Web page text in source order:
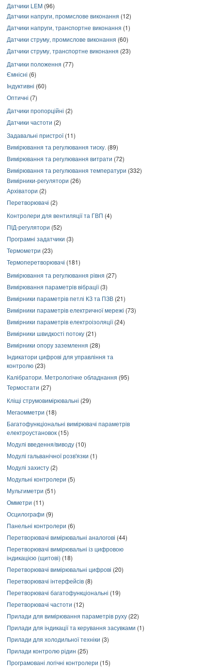
Датчики LEM (96)
Датчики напруги, промислове виконання (12)
Датчики напруги, транспортне виконання (1)
Датчики струму, промислове виконання (60)
Датчики струму, транспортне виконання (23)
Датчики положення (77)
Ємнісні (6)
Індуктивні (60)
Оптичні (7)
Датчики пропорційні (2)
Датчики частоти (2)
Задавальні пристрої(11)
Вимірювання та регулювання тиску. (89)
Вимірювання та регулювання витрати (72)
Вимірювання та регулювання температури (332)
Вимірники-регулятори (26)
Архіватори (2)
Перетворювачі (2)
Контролери для вентиляції та ГВП (4)
ПІД-регулятори (52)
Програмні задатчики (3)
Термометри (23)
Термоперетворювачі (181)
Вимірювання та регулювання рівня (27)
Вимірювання параметрів вібрації(3)
Вимірники параметрів петлі КЗ та ПЗВ (21)
Вимірники параметрів електричної мережі (73)
Вимірники параметрів електроізоляції(24)
Вимірники швидкості потоку (21)
Вимірники опору заземлення (28)
Індикатори цифрові для управління та
контролю (23)
Калібратори. Метрологічне обладнання (95)
Термостати (27)
Кліщі струмовимірювальні (29)
Мегаомметри (18)
Багатофункціональні вимірювачі параметрів
електроустановок (15)
Модулі введення/виводу (10)
Модулі гальванічної розв'язки (1)
Модулі захисту (2)
Модульні контролери (5)
Мультиметри (51)
Омметри (11)
Осцилографи (9)
Панельні контролери (6)
Перетворювачі вимірювальні аналогові (44)
Перетворювачі вимірювальні із цифровою
індикацією (щитові) (18)
Перетворювачі вимірювальні цифрові (20)
Перетворювачі інтерфейсів (8)
Перетворювачі багатофункціональні (19)
Перетворювачі частоти (12)
Прилади для вимірювання параметрів руху (22)
Прилади для індикації та керування засувками (1)
Прилади для холодильної техніки (3)
Прилади контролю рідин (25)
Програмовані логічні контролери (15)